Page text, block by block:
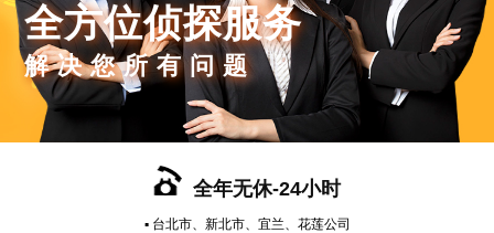
全方位侦探服务
解决您所有问题
全年无休-24小时
▪ 台北市、新北市、宜兰、花莲公司